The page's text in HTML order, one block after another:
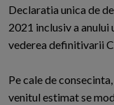
Declaratia unica de
2021 inclusiv a
vederea definitivarii
Pe cale de
venitul estimat se